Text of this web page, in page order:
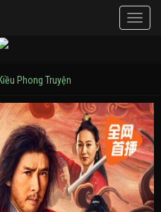
Toggle
Phong Truyện